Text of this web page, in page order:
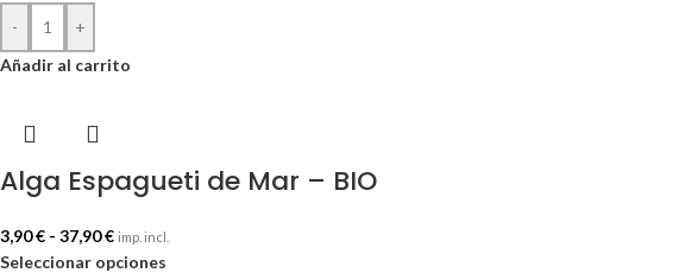
-
+
Añadir al carrito
Alga Espagueti de Mar – BIO
3,90€ - 37,90€ imp. incl.
Seleccionar opciones